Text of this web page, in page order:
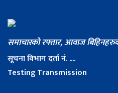
समाचारको रफ्तार, आवाज
सूचना विभाग दर्ता नं. ....
Testing Transmission